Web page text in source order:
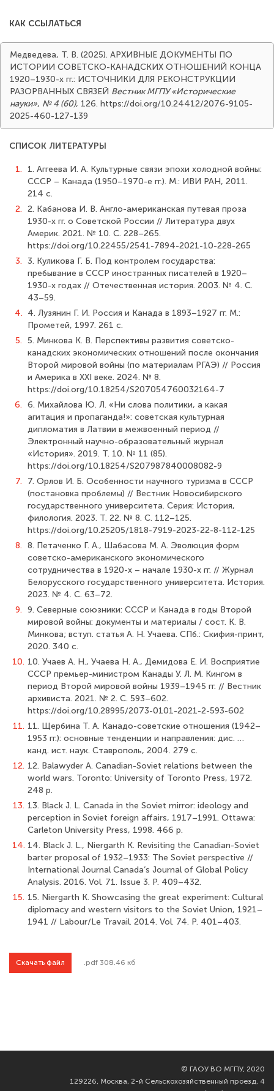
КАК ССЫЛАТЬСЯ
Медведева, Т. В. (2025). АРХИВНЫЕ ДОКУМЕНТЫ ПО
ИСТОРИИ СОВЕТСКО-КАНАДСКИХ ОТНОШЕНИЙ КОНЦА
1920–1930-х гг.: ИСТОЧНИКИ ДЛЯ РЕКОНСТРУКЦИИ
РАЗОРВАННЫХ СВЯЗЕЙ Вестник МГПУ «Исторические
науки», № 4 (60), 126. https://doi.org/10.24412/2076-9105-
2025-460-127-139
СПИСОК ЛИТЕРАТУРЫ
1.
1. Аггеева И. А. Культурные связи эпохи холодной войны:
СССР – Канада (1950–1970-е гг.). М.: ИВИ РАН, 2011.
214 с.
2. 2. Кабанова И. В. Англо-американская путевая проза
1930-х гг. о Советской России // Литература двух
Америк. 2021. № 10. С. 228–265.
https://doi.org/10.22455/2541-7894-2021-10-228-265
3. 3. Куликова Г. Б. Под контролем государства:
пребывание в СССР иностранных писателей в 1920–
1930-х годах // Отечественная история. 2003. № 4. С.
43–59.
4. 4. Лузянин Г. И. Россия и Канада в 1893–1927 гг. М.:
Прометей, 1997. 261 с.
5. 5. Минкова К. В. Перспективы развития советско-
канадских экономических отношений после окончания
Второй мировой войны (по материалам РГАЭ) // Россия
и Америка в XXI веке. 2024. № 8.
https://doi.org/10.18254/S207054760032164-7
6. 6. Михайлова Ю. Л. «Ни слова политики, а какая
агитация и пропаганда!»: советская культурная
дипломатия в Латвии в межвоенный период //
Электронный научно-образовательный журнал
«История». 2019. Т. 10. № 11 (85).
https://doi.org/10.18254/S207987840008082-9
7.
7. Орлов И. Б. Особенности научного туризма в СССР
(постановка проблемы) // Вестник Новосибирского
государственного университета. Серия: История,
филология. 2023. Т. 22. № 8. С. 112–125.
https://doi.org/10.25205/1818-7919-2023-22-8-112-125
8. 8. Петаченко Г. А., Шабасова М. А. Эволюция форм
советско-американского экономического
сотрудничества в 1920-х – начале 1930-х гг. // Журнал
Белорусского государственного университета. История.
2023. № 4. С. 63–72.
9. 9. Северные союзники: СССР и Канада в годы Второй
мировой войны: документы и материалы / сост. К. В.
Минкова; вступ. статья А. Н. Учаева. СПб.: Скифия-принт,
2020. 340 с.
10. 10. Учаев А. Н., Учаева Н. А., Демидова Е. И. Восприятие
СССР премьер-министром Канады У. Л. М. Кингом в
период Второй мировой войны 1939–1945 гг. // Вестник
архивиста. 2021. № 2. С. 593–602.
https://doi.org/10.28995/2073-0101-2021-2-593-602
11. 11. Щербина Т. А. Канадо-советские отношения (1942–
1953 гг.): основные тенденции и направления: дис. …
канд. ист. наук. Ставрополь, 2004. 279 с.
12. 12. Balawyder A. Canadian-Soviet relations between the
world wars. Toronto: University of Toronto Press, 1972.
248 p.
13. 13. Black J. L. Canada in the Soviet mirror: ideology and
perception in Soviet foreign affairs, 1917–1991. Ottawa:
Carleton University Press, 1998. 466 p.
14. 14. Black J. L., Niergarth K. Revisiting the Canadian-Soviet
barter proposal of 1932–1933: The Soviet perspective //
International Journal Canada’s Journal of Global Policy
Analysis. 2016. Vol. 71. Issue 3. P. 409–432.
15. 15. Niergarth K. Showcasing the great experiment: Cultural
diplomacy and western visitors to the Soviet Union, 1921–
1941 // Labour/Le Travail. 2014. Vol. 74. P. 401–403.
Скачать файл .pdf 308.46 кб
© ГАОУ ВО МГПУ, 2020
129226, Москва, 2-й Сельскохозяйственный проезд, 4